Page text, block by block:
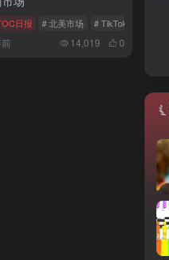
# TEMU
日报 # 北美市场 # TikTok Shop
14,019 0